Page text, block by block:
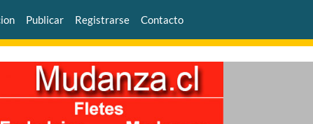
Publicar Registrarse Contacto